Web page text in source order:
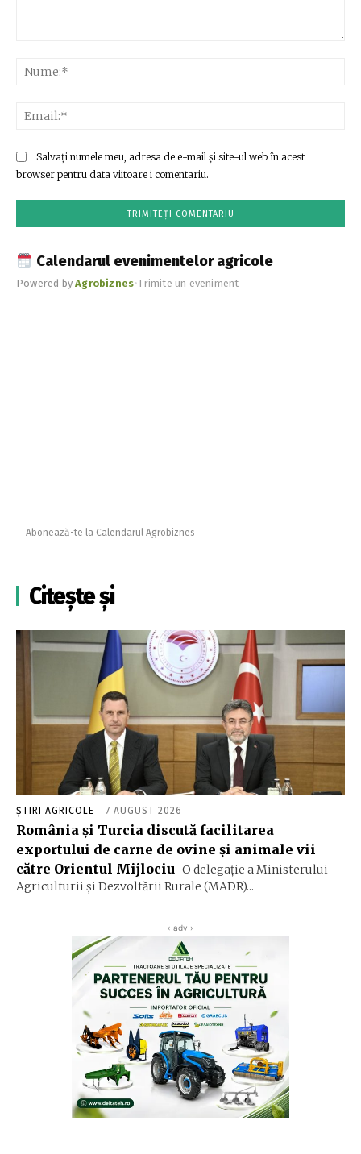
Salvați numele meu, adresa de e-mail și site-ul web în acest
browser pentru data viitoare i comentariu.
Calendarul evenimentelor agricole
Powered byAgrobiznes•Trimite un eveniment
Abonează-te la Calendarul Agrobiznes
Citește și
ȘTIRI AGRICOLE 7 AUGUST 2026
România și Turcia discută facilitarea
exportului de carne de ovine și animale vii
către Orientul Mijlociu O delegație a Ministerului
Agriculturii și Dezvoltării Rurale (MADR)...
‹ adv ›